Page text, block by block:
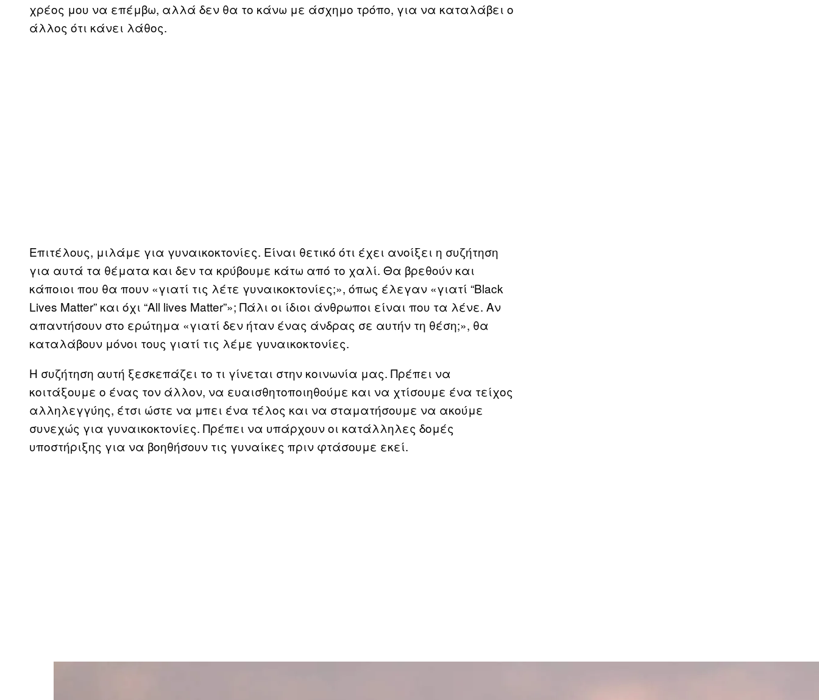
χρέος μου να επέμβω, αλλά δεν θα το κάνω με άσχημο τρόπο, για να καταλάβει ο
άλλος ότι κάνει λάθος.
Επιτέλους, μιλάμε για γυναικοκτονίες. Είναι θετικό ότι έχει ανοίξει η συζήτηση
για αυτά τα θέματα και δεν τα κρύβουμε κάτω από το χαλί. Θα βρεθούν και
κάποιοι που θα πουν «γιατί τις λέτε γυναικοκτονίες;», όπως έλεγαν «γιατί “Black
Lives Matter” και όχι “All lives Matter”»; Πάλι οι ίδιοι άνθρωποι είναι που τα λένε. Αν
απαντήσουν στο ερώτημα «γιατί δεν ήταν ένας άνδρας σε αυτήν τη θέση;», θα
καταλάβουν μόνοι τους γιατί τις λέμε γυναικοκτονίες.
Η συζήτηση αυτή ξεσκεπάζει το τι γίνεται στην κοινωνία μας. Πρέπει να
κοιτάξουμε ο ένας τον άλλον, να ευαισθητοποιηθούμε και να χτίσουμε ένα τείχος
αλληλεγγύης, έτσι ώστε να μπει ένα τέλος και να σταματήσουμε να ακούμε
συνεχώς για γυναικοκτονίες. Πρέπει να υπάρχουν οι κατάλληλες δομές
υποστήριξης για να βοηθήσουν τις γυναίκες πριν φτάσουμε εκεί.